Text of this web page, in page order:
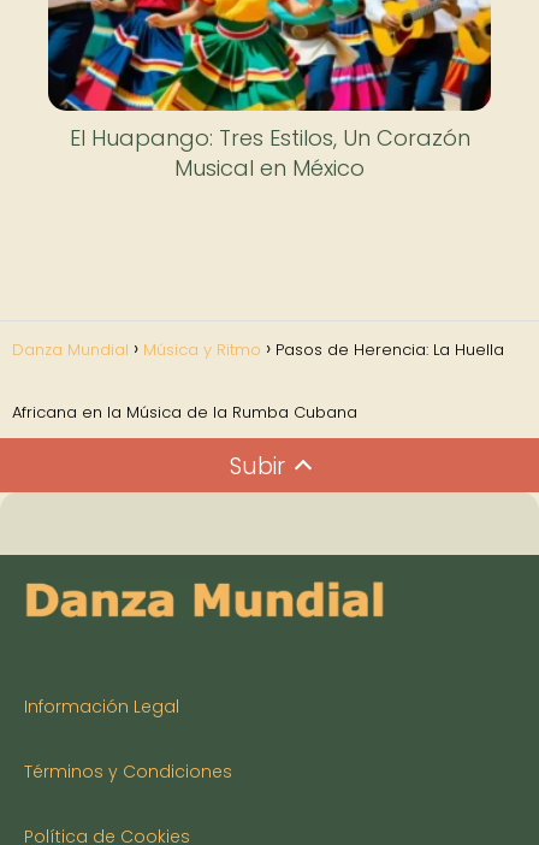
El Huapango: Tres Estilos, Un Corazón
Musical en México
Danza Mundial Música y Ritmo Pasos de Herencia: La Huella
Africana en la Música de la Rumba Cubana
Subir
Información Legal
Términos y Condiciones
Política de Cookies